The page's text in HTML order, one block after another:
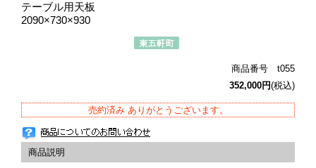
テーブル用天板
2090×730×930
商品番号 t055
352,000円(税込)
売約済み ありがとうございます。